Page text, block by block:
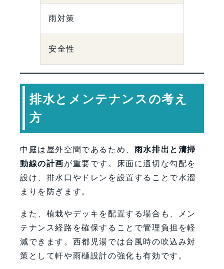
雨対策
安全性
排水とメンテナンスの考え
方
中庭は屋外空間であるため、 雨水排出と清掃
動線の計画が重要です。床面に適切な勾配を
設け、排水口やドレンを設置することで水溜
まりを防ぎます。
また、植栽やデッキを配置する場合も、メン
テナンス経路を確保することで管理負担を軽
減できます。西都児湯では台風時の吹込み対
策として軒や雨樋設計の強化も有効です。